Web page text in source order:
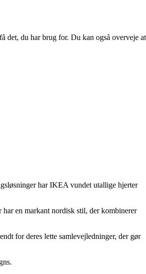
det, du har brug for. Du kan også overveje at
har IKEA vundet utallige hjerter
en markant nordisk stil, der kombinerer
for deres lette samlevejledninger, der gør